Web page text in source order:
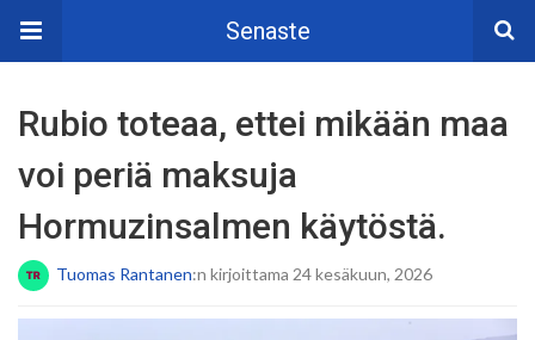
Senaste
Rubio toteaa, ettei mikään maa
voi periä maksuja
Hormuzinsalmen käytöstä.
Tuomas Rantanen:n kirjoittama 24 kesäkuun, 2026